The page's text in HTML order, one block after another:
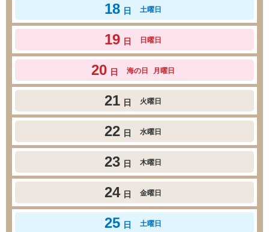
18 日 土曜日
19 日 日曜日
20 日 海の日 月曜日
21 日 火曜日
22 日 水曜日
23 日 木曜日
24 日 金曜日
25 日 土曜日